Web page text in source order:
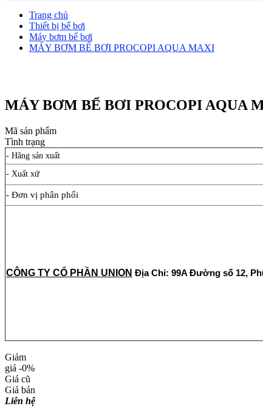
Trang chủ
Thiết bị bể bơi
Máy bơm bể bơi
MÁY BƠM BỂ BƠI PROCOPI AQUA MAXI
MÁY BƠM BỂ BƠI PROCOPI AQUA
Mã sản phẩm
Tình trạng
- Hãng sản xuất
- Xuất xứ
- Đơn vị phân phối
CÔNG TY CỔ PHẦN UNION Địa Chỉ: 99A Đường số 12,
Giảm
giá -0%
Giá cũ
Giá bán
Liên hệ